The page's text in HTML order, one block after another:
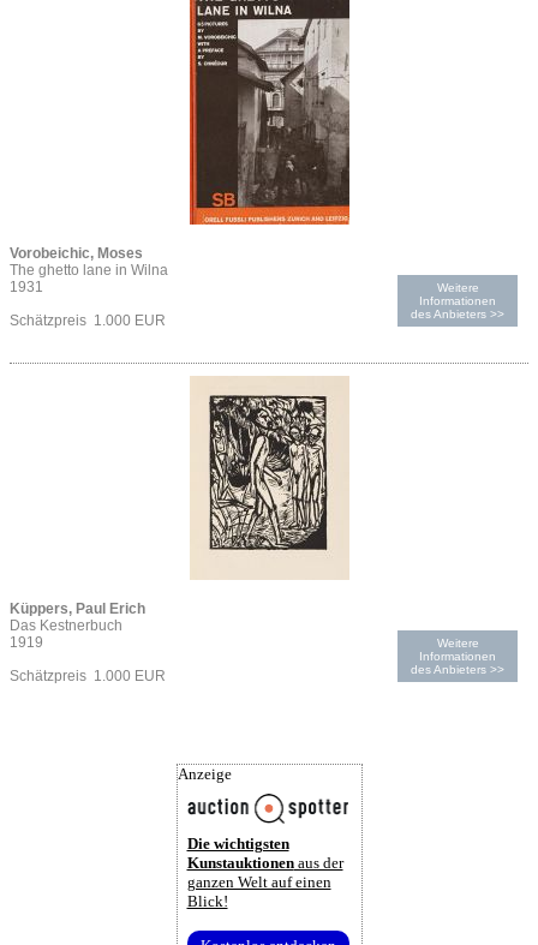
Vorobeichic, Moses
The ghetto lane in Wilna
1931
Schätzpreis 1.000 EUR
Weitere
Informationen
des Anbieters >>
Küppers, Paul Erich
Das Kestnerbuch
1919
Schätzpreis 1.000 EUR
Weitere
Informationen
des Anbieters >>
Anzeige
Die wichtigsten
Kunstauktionenaus der
ganzen Welt auf einen
Blick!